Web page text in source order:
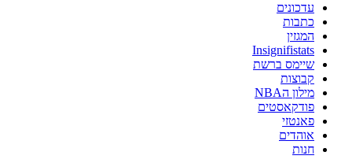
עדכונים
כתבות
המגזין
Insignifistats
שיימס ברשת
קבוצות
מילון הNBA
פודקאסטים
פאנטזי
אוהדים
חנות